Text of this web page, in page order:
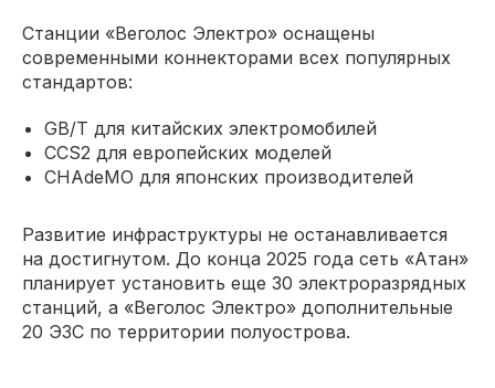
Станции «Веголос Электро» оснащены
современными коннекторами всех популярных
стандартов:
GB/T для китайских электромобилей
CCS2 для европейских моделей
CHAdeMO для японских производителей
Развитие инфраструктуры не останавливается
на достигнутом. До конца 2025 года сеть «Атан»
планирует установить еще 30 электроразрядных
станций, а «Веголос Электро» дополнительные
20 ЭЗС по территории полуострова.